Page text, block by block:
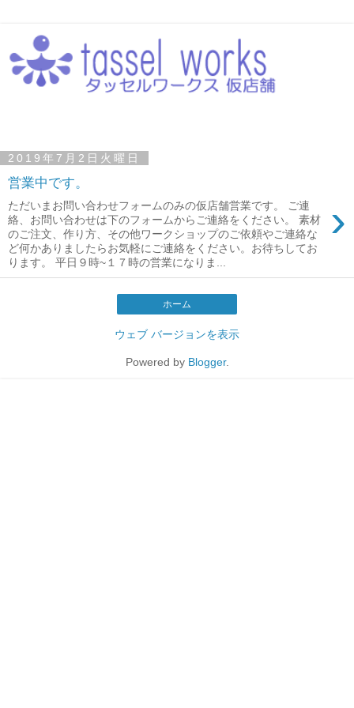
2019年7月2日火曜日
営業中です。
›
ただいまお問い合わせフォームのみの仮店舗営業です。 ご連
絡、お問い合わせは下のフォームからご連絡をください。 素材
のご注文、作り方、その他ワークショップのご依頼やご連絡な
ど何かありましたらお気軽にご連絡をください。お待ちしてお
ります。 平日９時~１７時の営業になりま...
ホーム
ウェブ バージョンを表示
Powered by Blogger.